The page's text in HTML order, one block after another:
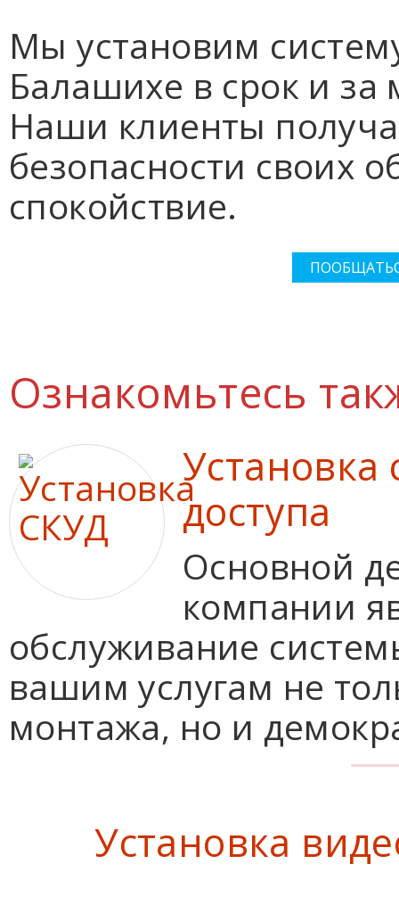
Мы установим
Балашихе в срок и
Наши клиенты
безопасности своих
спокойствие.
Ознакомьтесь
Установка
доступа
Основной
компании
обслуживание
вашим услугам не
монтажа, но и
Установка